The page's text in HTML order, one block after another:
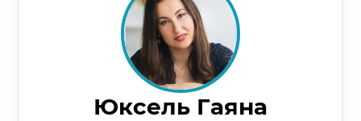
Юксель Гаяна